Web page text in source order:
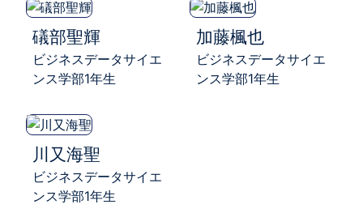
礒部聖輝
ビジネスデータサイエ
ンス学部1年生
加藤楓也
ビジネスデータサイエ
ンス学部1年生
川又海聖
ビジネスデータサイエ
ンス学部1年生